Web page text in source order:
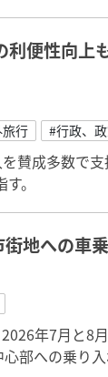
便性向上
行 #行政、
賛成多数で
。
地への車
年7月と8
部への乗り入